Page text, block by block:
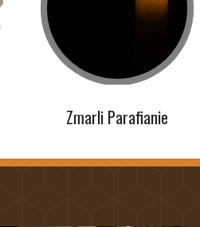
Zmarli Parafianie